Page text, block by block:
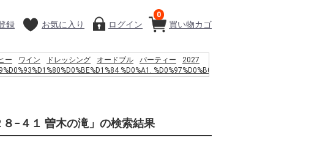
買い物カゴ
0
録 お気に入り ログイン
ー ワイン ドレッシング オードブル パーティー
2027
%D0%A1. %D0%97%D0%B0
−４１ 曽木の滝」の検索結果